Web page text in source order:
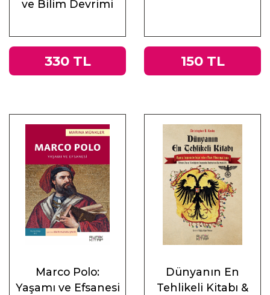
ve Bilim Devrimi
330 TL 150 TL
Marco Polo:
Yaşamı ve Efsanesi
Dünyanın En
Tehlikeli Kitabı &